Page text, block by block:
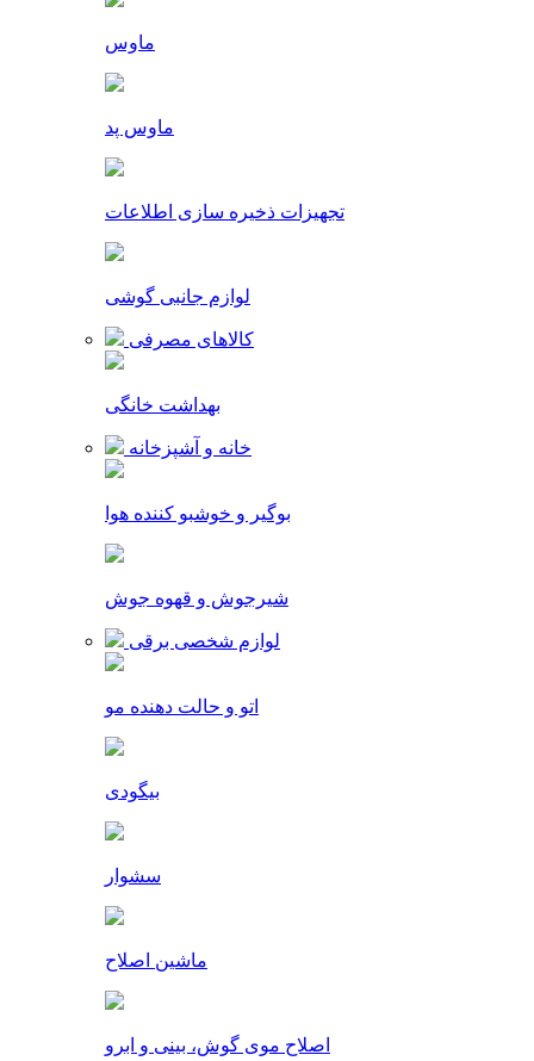
ماوس
ماوس پد
تجهیزات ذخیره سازی اطلاعات
لوازم جانبی گوشی
کالاهای مصرفی
بهداشت خانگی
خانه و آشپزخانه
بوگیر و خوشبو کننده هوا
شیرجوش و قهوه جوش
لوازم شخصی برقی
اتو و حالت دهنده مو
بیگودی
سشوار
ماشین اصلاح
اصلاح موی گوش، بینی و ابرو